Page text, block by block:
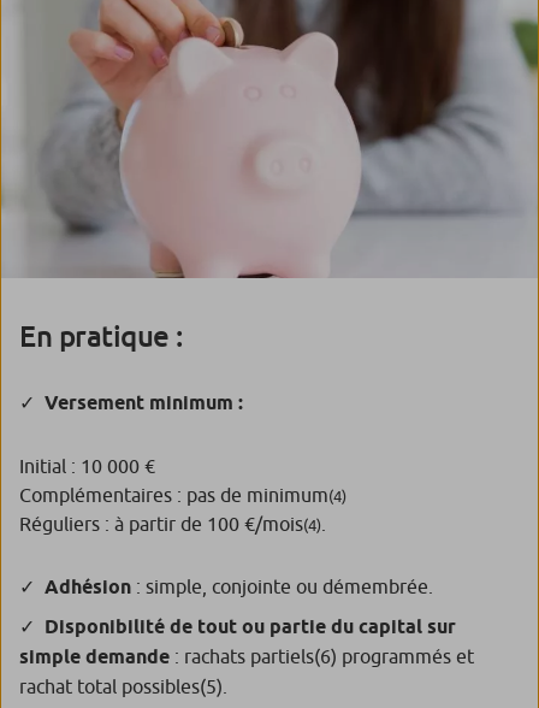
En pratique :
Versement minimum :
Initial : 10 000 €
Complémentaires : pas de minimum(4)
Réguliers : à partir de 100 €/mois(4)
Adhésion : simple, conjointe ou démembrée.
Disponibilité de tout ou partie du capital sur
simple demande : rachats partiels(6) programmés et
rachat total possibles(5)